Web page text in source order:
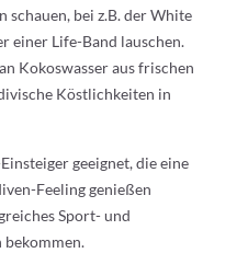
schauen, bei z.B. der White
einer Life-Band lauschen.
Kokoswasser aus frischen
Köstlichkeiten in
geeignet, die eine
Feeling genießen
Sport- und